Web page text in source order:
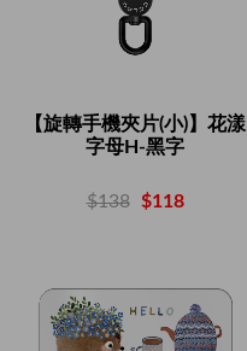
【旋轉手機夾片(小)】花漾
字母H-黑字
$138 $118